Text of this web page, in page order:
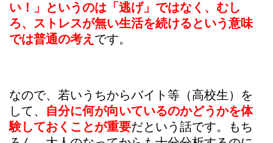
い！」というのは「逃げ」ではなく、むし
ろ、ストレスが無い生活を続けるという意味
では普通の考え です。
なので、若いうちからバイト等（高校生）を
して、 自分に何が向いているのかどうかを体
験しておくことが重要だという話です。もち